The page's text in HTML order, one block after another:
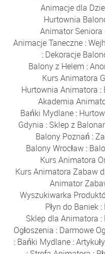
Animacje dla
Hurtownia
Animator Seniora
Animacje Taneczne :
: Dekoracje
Balony z Helem :
Kurs Animatora
Hurtownia Animatora :
Akademia
Bańki Mydlane :
Gdynia : Sklep z
Balony Poznań :
Balony Wrocław :
Kurs Animatora
Kurs Animatora Zabaw
Animator
Wyszukiwarka
Płyn do Baniek:
Sklep dla Animatora :
Ogłoszenia : Darmowe
: Bańki Mydlane :